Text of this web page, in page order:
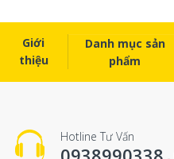
Giới
thiệu
Danh mục sản
phẩm
Hotline Tư Vấn